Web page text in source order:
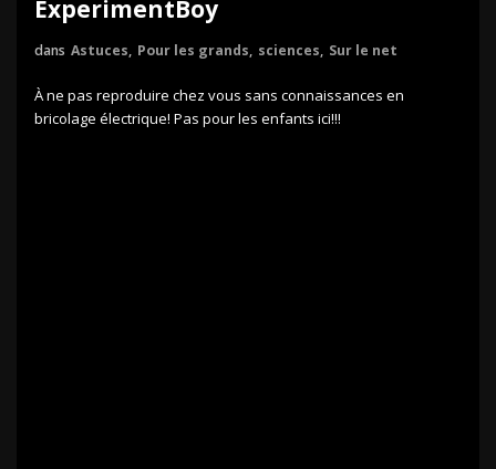
ExperimentBoy
dans Astuces, Pour les grands, sciences, Sur le net
À ne pas reproduire chez vous sans connaissances en
bricolage électrique! Pas pour les enfants ici!!!